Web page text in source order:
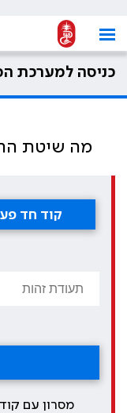
כניסה למערכת
מה שיטת
קוד חד
מסרון עם